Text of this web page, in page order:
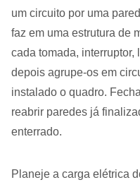
um circuito por uma
faz em uma estrutura de
cada tomada,
depois agrupe-os em
instalado o quadro.
reabrir paredes já
enterrado.
Planeje a carga elétrica